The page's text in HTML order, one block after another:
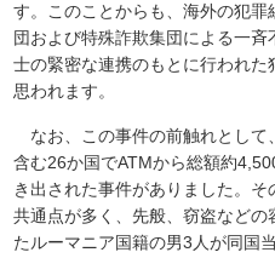
す。このことからも、海外の犯
団および特殊詐欺集団による一
士の緊密な連携のもとに行われ
思われます。
なお、この事件の前触れとして
含む26か国でATMから総額約
き出された事件がありました。
共通点が多く、先般、窃盗など
たルーマニア国籍の男3人が同国